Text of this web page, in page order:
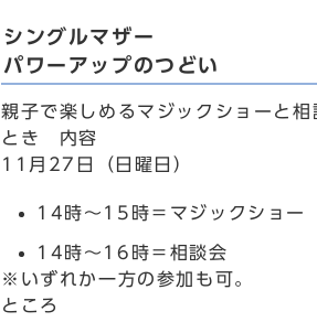
シングルマザー
パワーアップのつどい
親子で楽しめるマジックショーと
とき 内容
11月27日（日曜日）
14時～15時＝マジックショー
14時～16時＝相談会
※いずれか一方の参加も可。
ところ